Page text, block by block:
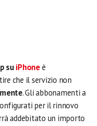
suiPhoneè
che il servizio non
. Gli abbonamenti a
per il rinnovo
addebitato un importo